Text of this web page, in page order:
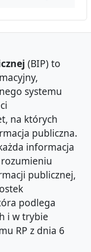
(BIP) to
systemu
na których
publiczna.
informacja
publicznej,
podlega
i w trybie
RP z dnia 6